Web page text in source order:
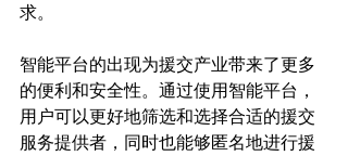
求。
智能平台的出现为援交产业带来了更多
的便利和安全性。通过使用智能平台，
用户可以更好地筛选和选择合适的援交
服务提供者，同时也能够匿名地进行援